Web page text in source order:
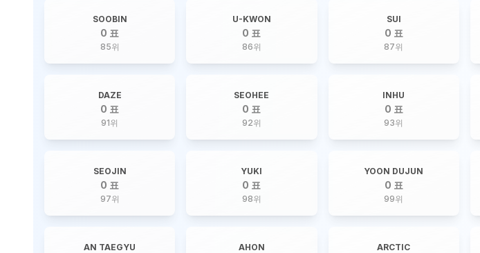
SOOBIN
0 표
85위
U-KWON
0 표
86위
SUI
0 표
87위
DAZE
0 표
91위
SEOHEE
0 표
92위
INHU
0 표
93위
SEOJIN
0 표
97위
YUKI
0 표
98위
YOON DUJUN
0 표
99위
AN TAEGYU AHON ARCTIC